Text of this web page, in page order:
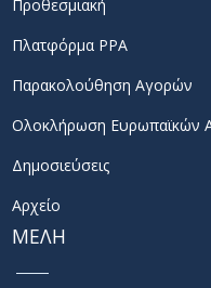
Προθεσμιακή
Πλατφόρμα PPA
Παρακολούθηση Αγορών
Ολοκλήρωση Ευρωπαϊκών
Δημοσιεύσεις
Αρχείο
ΜΕΛΗ